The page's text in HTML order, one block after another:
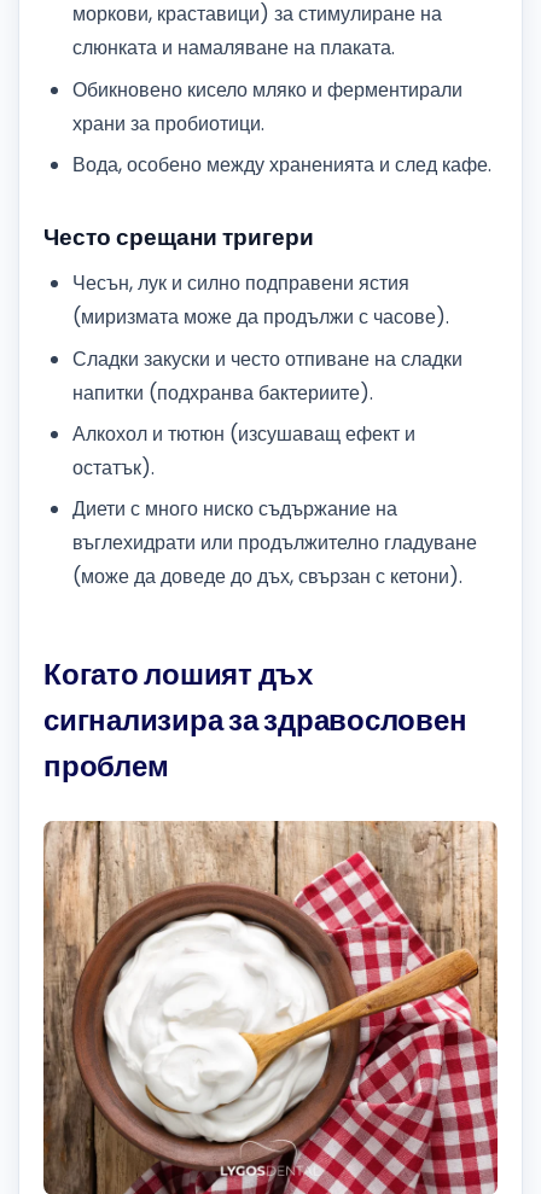
моркови, краставици) за стимулиране на
слюнката и намаляване на плаката.
Обикновено кисело мляко и ферментирали
храни за пробиотици.
Вода, особено между храненията и след кафе.
Често срещани тригери
Чесън, лук и силно подправени ястия
(миризмата може да продължи с часове).
Сладки закуски и често отпиване на сладки
напитки (подхранва бактериите).
Алкохол и тютюн (изсушаващ ефект и
остатък).
Диети с много ниско съдържание на
въглехидрати или продължително гладуване
(може да доведе до дъх, свързан с кетони).
Когато лошият дъх
сигнализира за здравословен
проблем